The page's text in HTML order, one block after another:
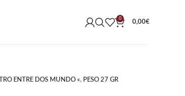
0
0,00€
ENTRE DOS MUNDO «. PESO 27 GR